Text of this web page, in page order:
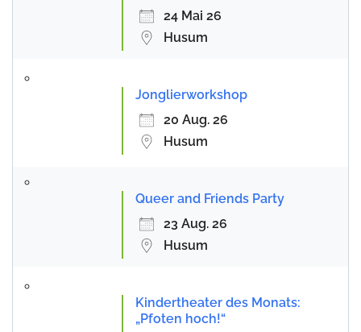
24 Mai 26
Husum
Jonglierworkshop
20 Aug. 26
Husum
Queer and Friends Party
23 Aug. 26
Husum
Kindertheater des Monats:
„Pfoten hoch!“